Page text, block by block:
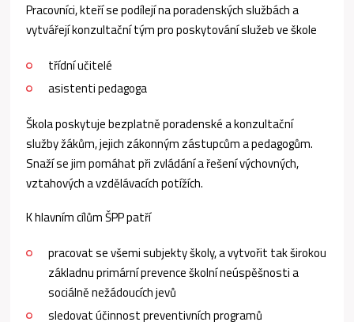
Pracovníci, kteří se podílejí na poradenských službách a
vytvářejí konzultační tým pro poskytování služeb ve škole
třídní učitelé
asistenti pedagoga
Škola poskytuje bezplatně poradenské a konzultační
služby žákům, jejich zákonným zástupcům a pedagogům.
Snaží se jim pomáhat při zvládání a řešení výchovných,
vztahových a vzdělávacích potížích.
K hlavním cílům ŠPP patří
pracovat se všemi subjekty školy, a vytvořit tak širokou
základnu primární prevence školní neúspěšnosti a
sociálně nežádoucích jevů
sledovat účinnost preventivních programů